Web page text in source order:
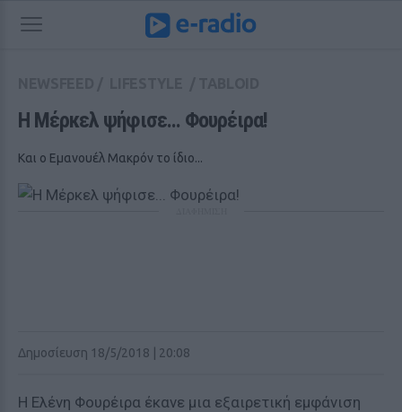
Η Μέρκελ ψήφισε... Φουρέιρα!
Και ο Εμανουέλ Μακρόν το ίδιο...
Δημοσίευση 18/5/2018 | 20:08
Η Ελένη Φουρέιρα έκανε μια εξαιρετική εμφάνιση